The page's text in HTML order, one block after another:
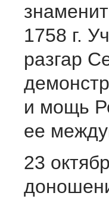
1758 г.
разгар
и мощь
ее
23